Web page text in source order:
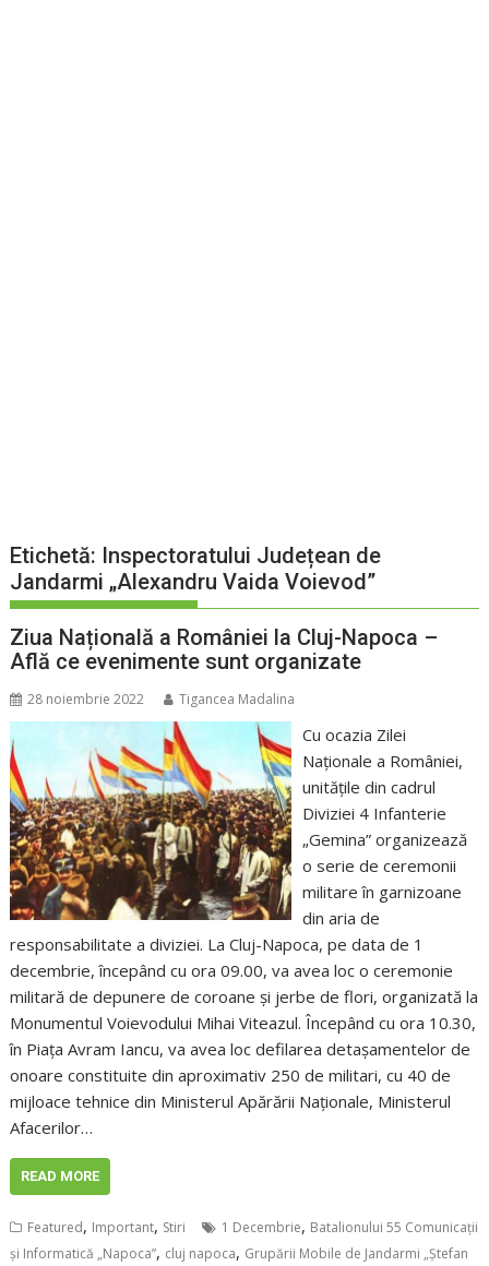
Etichetă: Inspectoratului Județean de
Jandarmi „Alexandru Vaida Voievod”
Ziua Națională a României la Cluj-Napoca –
Află ce evenimente sunt organizate
28 noiembrie 2022 Tigancea Madalina
Cu ocazia Zilei
Naționale a României,
unitățile din cadrul
Diviziei 4 Infanterie
„Gemina” organizează
o serie de ceremonii
militare în garnizoane
din aria de
responsabilitate a diviziei. La Cluj-Napoca, pe data de 1
decembrie, începând cu ora 09.00, va avea loc o ceremonie
militară de depunere de coroane și jerbe de flori, organizată la
Monumentul Voievodului Mihai Viteazul. Începând cu ora 10.30,
în Piața Avram Iancu, va avea loc defilarea detașamentelor de
onoare constituite din aproximativ 250 de militari, cu 40 de
mijloace tehnice din Ministerul Apărării Naționale, Ministerul
Afacerilor…
READ MORE
Featured, Important, Stiri 1 Decembrie, Batalionului 55 Comunicații
și Informatică „Napoca”, cluj napoca, Grupării Mobile de Jandarmi „Ştefan